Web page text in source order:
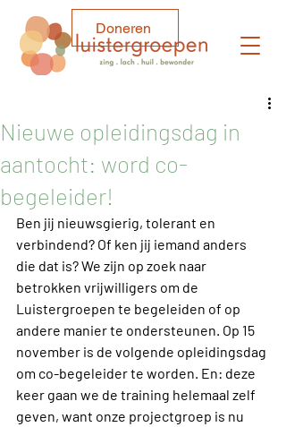
Doneren
Nieuwe opleidingsdag in
aantocht: word co-
begeleider!
Ben jij nieuwsgierig, tolerant en
verbindend? Of ken jij iemand anders
die dat is? We zijn op zoek naar
betrokken vrijwilligers om de
Luistergroepen te begeleiden of op
andere manier te ondersteunen. Op 15
november is de volgende opleidingsdag
om co-begeleider te worden. En: deze
keer gaan we de training helemaal zelf
geven, want onze projectgroep is nu